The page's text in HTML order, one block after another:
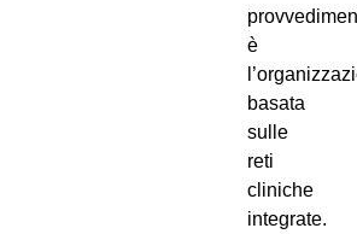
è
basata
sulle
reti
cliniche
integrate.